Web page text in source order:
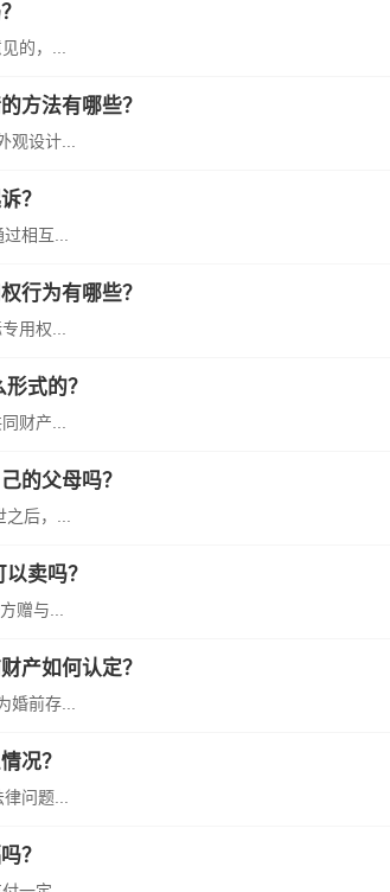
的，...
方法有哪些？
设计...
？
相互...
行为有哪些？
用权...
式的？
财产...
的父母吗？
后，...
卖吗？
赠与...
产如何认定？
前存...
况？
问题...
？